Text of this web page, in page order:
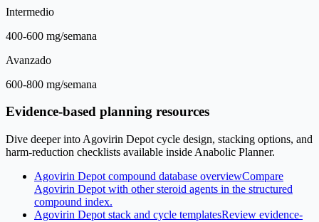
Intermedio
400-600 mg/semana
Avanzado
600-800 mg/semana
Evidence-based planning resources
Dive deeper into Agovirin Depot cycle design, stacking options, and
harm-reduction checklists available inside Anabolic Planner.
Agovirin Depot compound database overviewCompare
Agovirin Depot with other steroid agents in the structured
compound index.
Agovirin Depot stack and cycle templatesReview evidence-